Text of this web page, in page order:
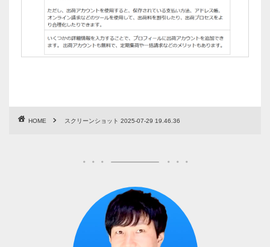
HOME スクリーンショット 2025-07-29 19.46.36